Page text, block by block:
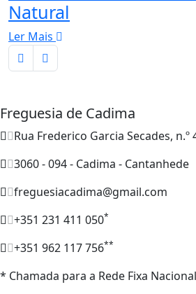
Natural
Ler Mais
Freguesia de Cadima
Rua Frederico Garcia Secades, n.º
3060 - 094 - Cadima - Cantanhede
freguesiacadima@gmail.com
+351 231 411 050*
+351 962 117 756**
* Chamada para a Rede Fixa Nacional